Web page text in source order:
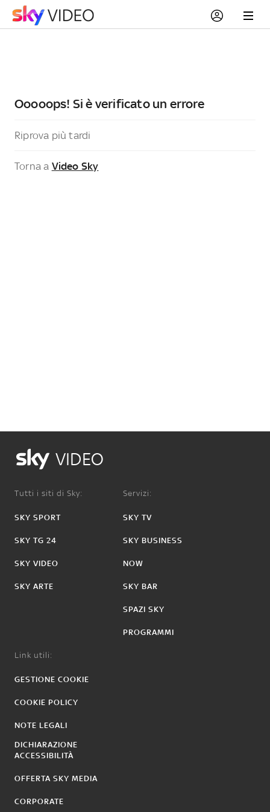
Ooooops! Si è verificato un errore
Riprova più tardi
Torna a Video Sky
VIDEO
Tutti i siti di Sky:
SKY SPORT
SKY TG 24
SKY VIDEO
SKY ARTE
Servizi:
SKY TV
SKY BUSINESS
NOW
SKY BAR
SPAZI SKY
PROGRAMMI
Link utili:
GESTIONE COOKIE
COOKIE POLICY
NOTE LEGALI
DICHIARAZIONE
ACCESSIBILITÀ
OFFERTA SKY MEDIA
CORPORATE